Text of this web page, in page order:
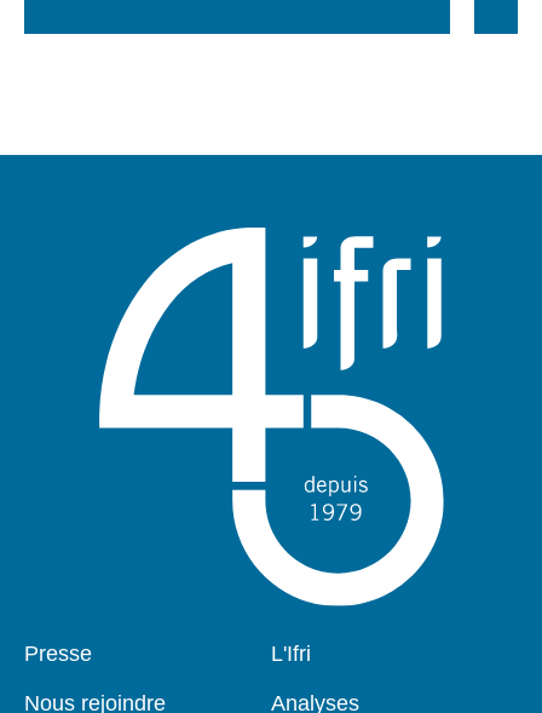
Pied
Presse
Nous rejoindre
Navigation
L'Ifri
Analyses